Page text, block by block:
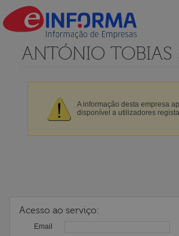
ANTÓNIO TOBIAS
A informação desta empresa
disponível a utilizadores
Acesso ao serviço:
Email